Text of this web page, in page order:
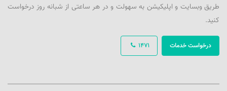
طریق وبسایت و اپلیکیشن به سهولت و در هر ساعتی از شبانه روز درخواست
کنید.
1471 درخواست خدمات